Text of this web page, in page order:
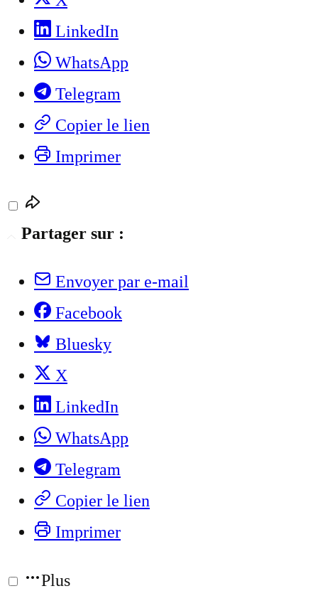
LinkedIn
WhatsApp
Telegram
Copier le lien
Imprimer
Partager sur :
Envoyer par e-mail
Facebook
Bluesky
X
LinkedIn
WhatsApp
Telegram
Copier le lien
Imprimer
Plus